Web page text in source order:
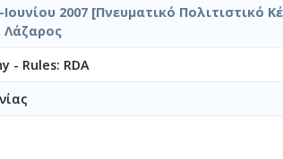
2007 [Πνευματικό Πολιτιστικό
Λάζαρος
- Rules: RDA